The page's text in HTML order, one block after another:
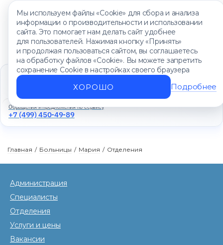
Мы используем файлы «Cookie» для сбора и анализа
информации о производительности и использовании
сайта. Это помогает нам делать сайт удобнее
для пользователей. Нажимая кнопку «Принять»
и продолжая пользоваться сайтом, вы соглашаетесь
на обработку файлов «Cookie». Вы можете запретить
сохранение Cookie в настройках своего браузера
ХОРОШО Подробнее
Единый контакт-центр
+7 (499) 450-88-89
Ежедневно с 8:00 до 20:00
Обращения и предложения по сервису
+7 (499) 450-49-89
Главная / Больницы / Мария / Отделения
Администрация
Специалисты
Отделения
Услуги и цены
Вакансии